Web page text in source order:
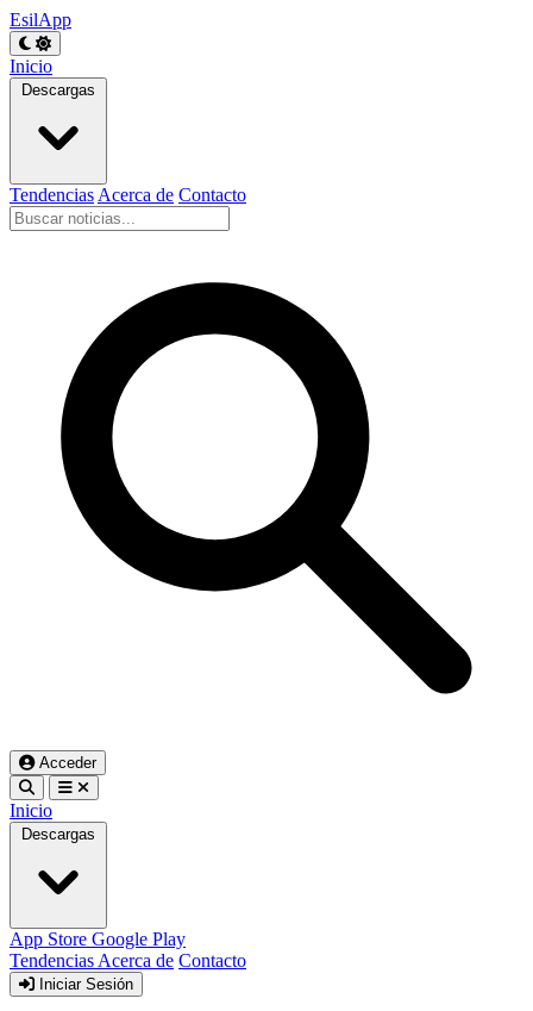
EsilApp
Inicio
Descargas
Tendencias Acerca de Contacto
Acceder
Inicio
Descargas
App Store Google Play
Tendencias Acerca de Contacto
Iniciar Sesión